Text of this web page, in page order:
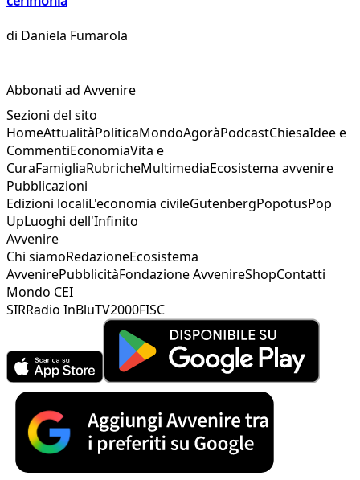
di Daniela Fumarola
Abbonati ad Avvenire
Sezioni del sito
HomeAttualitàPoliticaMondoAgoràPodcastChiesaIdee e
CommentiEconomiaVita e
CuraFamigliaRubricheMultimediaEcosistema avvenire
Pubblicazioni
Edizioni localiL'economia civileGutenbergPopotusPop
UpLuoghi dell'Infinito
Avvenire
Chi siamoRedazioneEcosistema
AvvenirePubblicitàFondazione AvvenireShopContatti
Mondo CEI
SIRRadio InBluTV2000FISC